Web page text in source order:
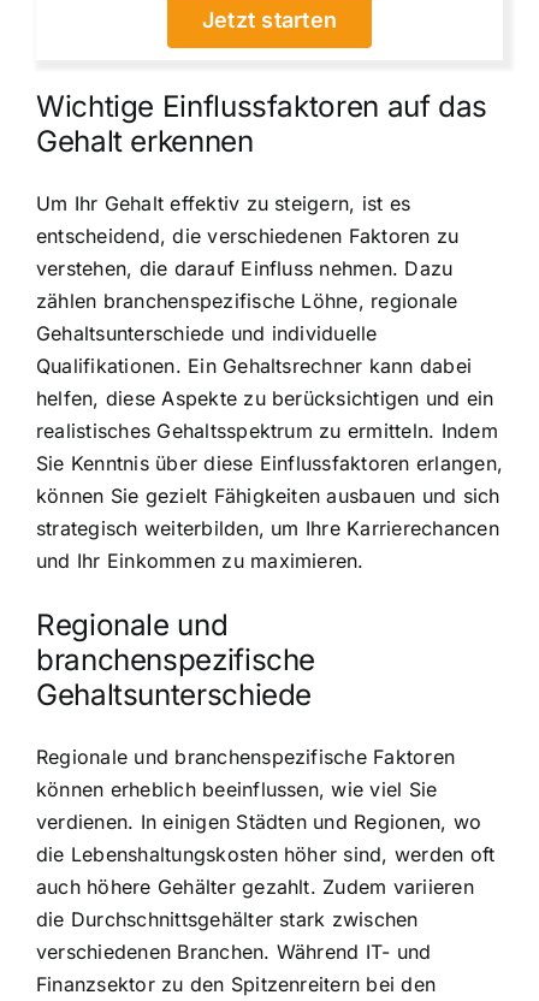
Jetzt starten
Wichtige Einflussfaktoren auf das
Gehalt erkennen
Um Ihr Gehalt effektiv zu steigern, ist es
entscheidend, die verschiedenen Faktoren zu
verstehen, die darauf Einfluss nehmen. Dazu
zählen branchenspezifische Löhne, regionale
Gehaltsunterschiede und individuelle
Qualifikationen. Ein Gehaltsrechner kann dabei
helfen, diese Aspekte zu berücksichtigen und ein
realistisches Gehaltsspektrum zu ermitteln. Indem
Sie Kenntnis über diese Einflussfaktoren erlangen,
können Sie gezielt Fähigkeiten ausbauen und sich
strategisch weiterbilden, um Ihre Karrierechancen
und Ihr Einkommen zu maximieren.
Regionale und
branchenspezifische
Gehaltsunterschiede
Regionale und branchenspezifische Faktoren
können erheblich beeinflussen, wie viel Sie
verdienen. In einigen Städten und Regionen, wo
die Lebenshaltungskosten höher sind, werden oft
auch höhere Gehälter gezahlt. Zudem variieren
die Durchschnittsgehälter stark zwischen
verschiedenen Branchen. Während IT- und
Finanzsektor zu den Spitzenreitern bei den